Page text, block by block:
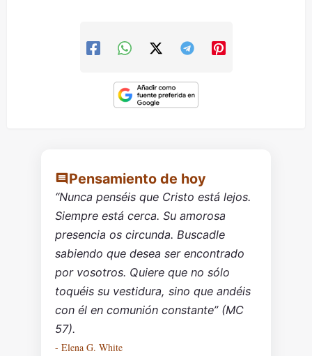
Pensamiento de hoy
“Nunca penséis que Cristo está lejos.
Siempre está cerca. Su amorosa
presencia os circunda. Buscadle
sabiendo que desea ser encontrado
por vosotros. Quiere que no sólo
toquéis su vestidura, sino que andéis
con él en comunión constante” (MC
57).
- Elena G. White